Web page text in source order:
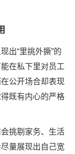
出“里挑外撅”的
在私下里对员工
公开场合却表现
既有内心的严格
挑剔家务、生活
量展现出自己宽